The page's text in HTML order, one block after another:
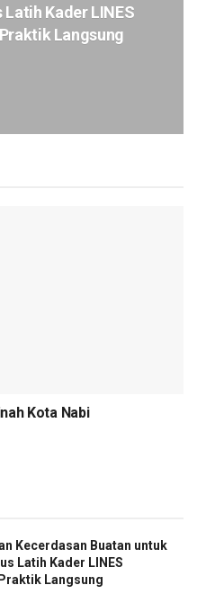
Latih Kader LINES
Langsung
Kota Nabi
Kecerdasan Buatan untuk
Latih Kader LINES
Langsung